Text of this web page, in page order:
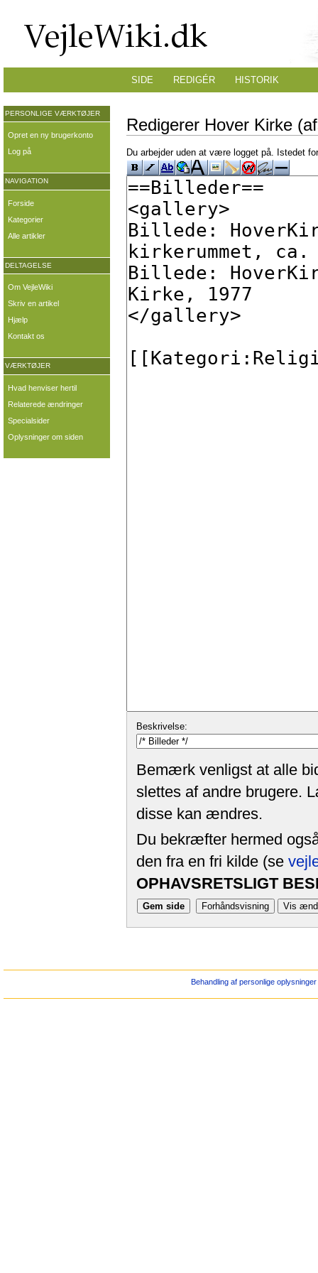
Redigerer Hover Kirke
Du arbejder uden at være logget på. Istedet
Beskrivelse:
Bemærk venligst at alle
slettes af andre brugere.
disse kan ændres.
Du bekræfter hermed
den fra en fri kilde (se
OPHAVSRETSLIGT
SIDE REDIGÉR HISTORIK
PERSONLIGE VÆRKTØJER
Opret en ny brugerkonto
Log på
NAVIGATION
Forside
Kategorier
Alle artikler
DELTAGELSE
Om VejleWiki
Skriv en artikel
Hjælp
Kontakt os
VÆRKTØJER
Hvad henviser hertil
Relaterede ændringer
Specialsider
Oplysninger om siden
Behandling af personlige oplysninger